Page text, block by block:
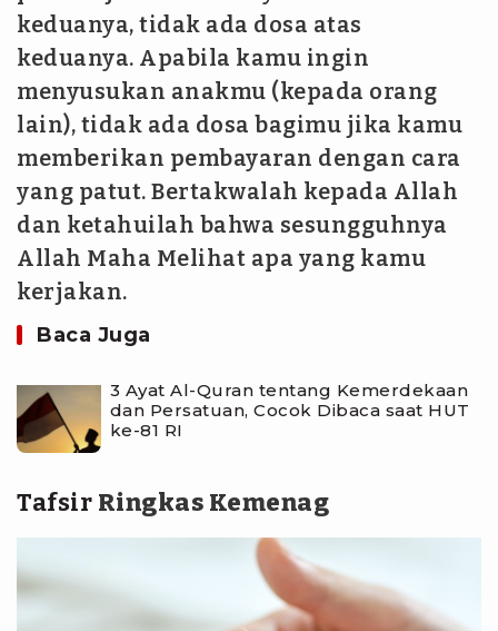
keduanya, tidak ada dosa atas
keduanya. Apabila kamu ingin
menyusukan anakmu (kepada orang
lain), tidak ada dosa bagimu jika kamu
memberikan pembayaran dengan cara
yang patut. Bertakwalah kepada Allah
dan ketahuilah bahwa sesungguhnya
Allah Maha Melihat apa yang kamu
kerjakan.
Baca Juga
3 Ayat Al-Quran tentang Kemerdekaan
dan Persatuan, Cocok Dibaca saat HUT
ke-81 RI
Tafsir Ringkas Kemenag